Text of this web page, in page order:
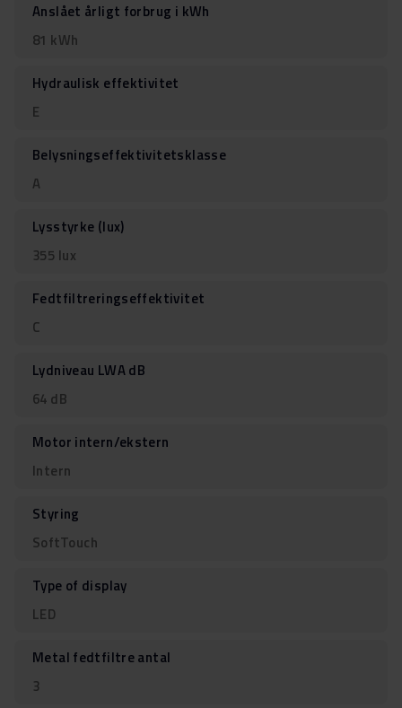
Anslået årligt forbrug i kWh
81 kWh
Hydraulisk effektivitet
E
Belysningseffektivitetsklasse
A
Lysstyrke (lux)
355 lux
Fedtfiltreringseffektivitet
C
Lydniveau LWA dB
64 dB
Motor intern/ekstern
Intern
Styring
SoftTouch
Type of display
LED
Metal fedtfiltre antal
3